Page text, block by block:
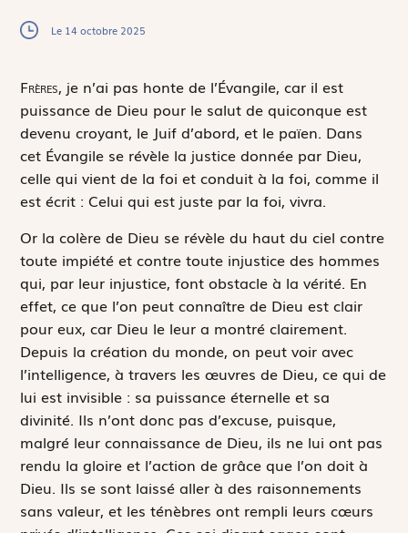
Le 14 octobre 2025
Frères, je n’ai pas honte de l’Évangile, car il est
puissance de Dieu pour le salut de quiconque est
devenu croyant, le Juif d’abord, et le païen. Dans
cet Évangile se révèle la justice donnée par Dieu,
celle qui vient de la foi et conduit à la foi, comme il
est écrit :Celui qui est juste par la foi, vivra.
Or la colère de Dieu se révèle du haut du ciel contre
toute impiété et contre toute injustice des hommes
qui, par leur injustice, font obstacle à la vérité. En
effet, ce que l’on peut connaître de Dieu est clair
pour eux, car Dieu le leur a montré clairement.
Depuis la création du monde, on peut voir avec
l’intelligence, à travers les œuvres de Dieu, ce qui de
lui est invisible : sa puissance éternelle et sa
divinité. Ils n’ont donc pas d’excuse, puisque,
malgré leur connaissance de Dieu, ils ne lui ont pas
rendu la gloire et l’action de grâce que l’on doit à
Dieu. Ils se sont laissé aller à des raisonnements
sans valeur, et les ténèbres ont rempli leurs cœurs